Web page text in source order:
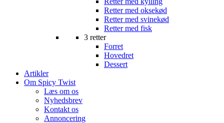
Retter med oksekød
Retter med svinekød
Retter med fisk
3 retter
Forret
Hovedret
Dessert
Artikler
Om Spicy Twist
Læs om os
Nyhedsbrev
Kontakt os
Annoncering